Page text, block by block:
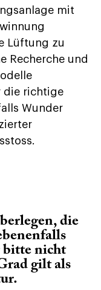
mit
Lüftung zu
Recherche und
die richtige
Wunder
die
bitte nicht
gilt als